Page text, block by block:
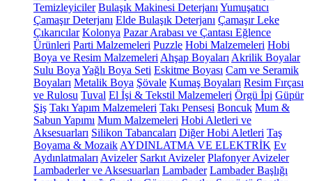
Temizleyiciler Bulaşık Makinesi Deterjanı Yumuşatıcı
Çamaşır Deterjanı Elde Bulaşık Deterjanı Çamaşır Leke
Çıkarıcılar Kolonya Pazar Arabası ve Çantası Eğlence
Ürünleri Parti Malzemeleri Puzzle Hobi Malzemeleri Hobi
Boya ve Resim Malzemeleri Ahşap Boyaları Akrilik Boyalar
Sulu Boya Yağlı Boya Seti Eskitme Boyası Cam ve Seramik
Boyaları Metalik Boya Şövale Kumaş Boyaları Resim Fırçası
ve Rulosu Tuval El İşi & Tekstil Malzemeleri Örgü İpi Güpür
Şiş Takı Yapım Malzemeleri Takı Pensesi Boncuk Mum &
Sabun Yapımı Mum Malzemeleri Hobi Aletleri ve
Aksesuarları Silikon Tabancaları Diğer Hobi Aletleri Taş
Boyama & Mozaik AYDINLATMA VE ELEKTRİK Ev
Aydınlatmaları Avizeler Sarkıt Avizeler Plafonyer Avizeler
Lambaderler ve Aksesuarları Lambader Lambader Başlığı